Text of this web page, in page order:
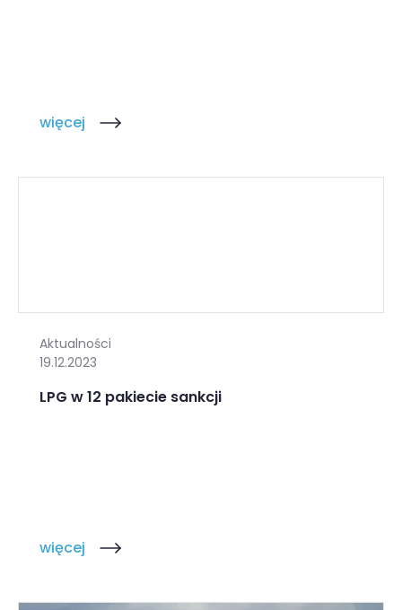
więcej
Aktualności
19.12.2023
LPG w 12 pakiecie sankcji
więcej